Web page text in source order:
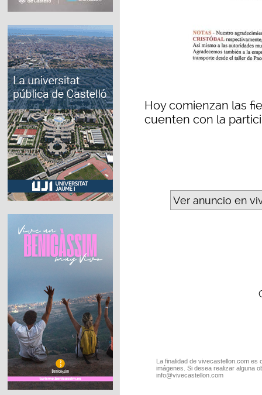
Hoy comienzan las
cuenten con la
Ver anuncio en
La finalidad de vivecastellon.com
imágenes. Si desea realizar alguna
info@vivecastellon.com